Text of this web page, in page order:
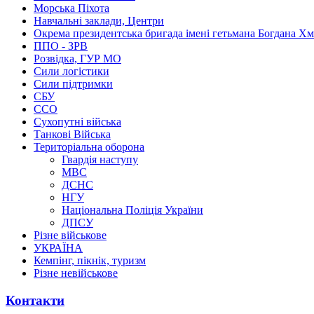
Морська Піхота
Навчальні заклади, Центри
Окрема президентська бригада імені гетьмана Богдана
ППО - ЗРВ
Розвідка, ГУР МО
Сили логістики
Сили підтримки
СБУ
ССО
Сухопутні війська
Танкові Війська
Територіальна оборона
Гвардія наступу
МВС
ДСНС
НГУ
Національна Поліція України
ДПСУ
Різне військове
УКРАЇНА
Кемпінг, пікнік, туризм
Різне невійськове
Контакти